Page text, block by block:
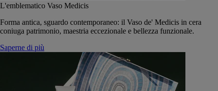
L'emblematico Vaso Medicis
Forma antica, sguardo contemporaneo: il Vaso de' Medicis in cera
coniuga patrimonio, maestria eccezionale e bellezza funzionale.
Saperne di più